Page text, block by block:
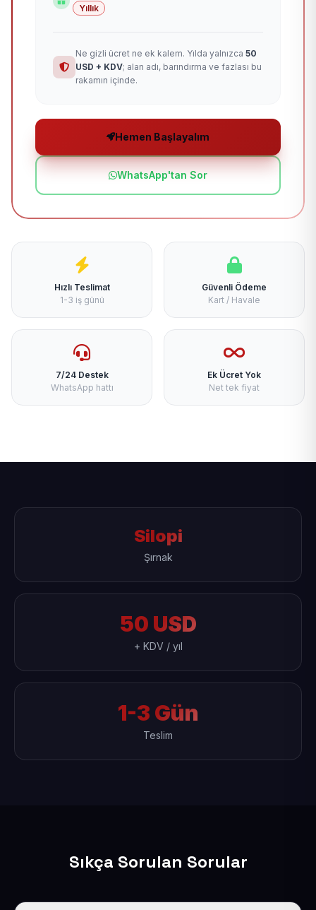
Yıllık
Ne gizli ücret ne ek kalem. Yılda yalnızca 50
USD + KDV; alan adı, barındırma ve fazlası bu
rakamın içinde.
Hemen Başlayalım
WhatsApp'tan Sor
Hızlı Teslimat
1-3 iş günü
Güvenli Ödeme
Kart / Havale
7/24 Destek
WhatsApp hattı
Ek Ücret Yok
Net tek fiyat
Silopi
Şırnak
50 USD
+ KDV / yıl
1-3 Gün
Teslim
Sıkça Sorulan Sorular